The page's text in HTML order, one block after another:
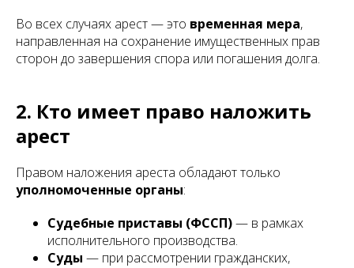
Во всех случаях арест — это временная мера,
направленная на сохранение имущественных прав
сторон до завершения спора или погашения долга.
2. Кто имеет право наложить
арест
Правом наложения ареста обладают только
уполномоченные органы:
Судебные приставы (ФССП)— в рамках
исполнительного производства.
Суды — при рассмотрении гражданских,